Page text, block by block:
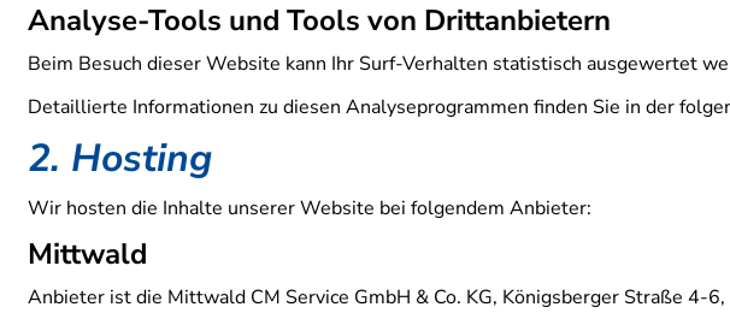
Analyse-Tools und Tools von Dritt­anbietern
Beim Besuch dieser Website kann Ihr Surf-Verhalten statistisch ausgewertet
Detaillierte Informationen zu diesen Analyseprogrammen finden Sie in der
2. Hosting
Wir hosten die Inhalte unserer Website bei folgendem Anbieter:
Mittwald
Anbieter ist die Mittwald CM Service GmbH & Co. KG, Königsberger Straße 4-